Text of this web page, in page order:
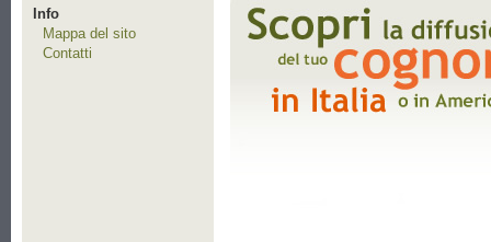
Info
Mappa del sito
Contatti